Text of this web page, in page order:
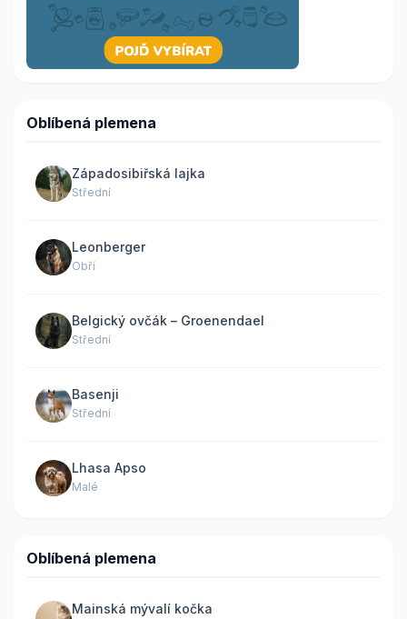
Oblíbená plemena
Západosibiřská lajka
Střední
Leonberger
Obří
Belgický ovčák – Groenendael
Střední
Basenji
Střední
Lhasa Apso
Malé
Oblíbená plemena
Mainská mývalí kočka